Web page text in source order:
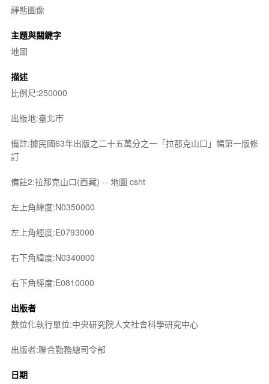
靜態圖像
主題與關鍵字
地圖
描述
比例尺:250000
出版地:臺北市
備註:據民國63年出版之二十五萬分之一「拉那克山口」幅第一版修
訂
備註2:拉那克山口(西藏) -- 地圖 csht
左上角緯度:N0350000
左上角經度:E0793000
右下角緯度:N0340000
右下角經度:E0810000
出版者
數位化執行單位:中央研究院人文社會科學研究中心
出版者:聯合勤務總司令部
日期